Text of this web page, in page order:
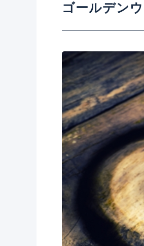
ゴールデン